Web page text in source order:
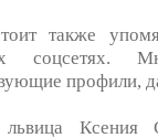
также
соцсетях.
профили,
львица